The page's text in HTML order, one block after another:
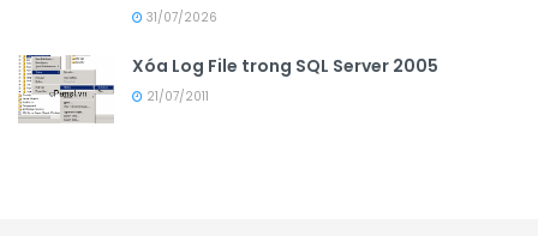
31/07/2026
Xóa Log File trong SQL Server 2005
21/07/2011